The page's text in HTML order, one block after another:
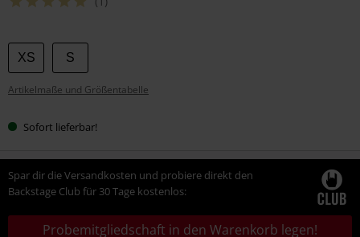
Wähle
deine
Größe
XS S
Artikelmaße und Größentabelle
Sofort lieferbar!
Spar dir die Versandkosten und probiere direkt den
Backstage Club für 30 Tage kostenlos:
Probemitgliedschaft in den Warenkorb legen!